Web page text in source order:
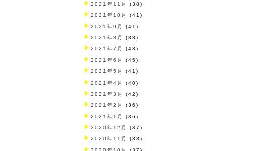
2021年11月 (38)
2021年10月 (41)
2021年9月 (41)
2021年8月 (38)
2021年7月 (43)
2021年6月 (45)
2021年5月 (41)
2021年4月 (40)
2021年3月 (42)
2021年2月 (36)
2021年1月 (36)
2020年12月 (37)
2020年11月 (38)